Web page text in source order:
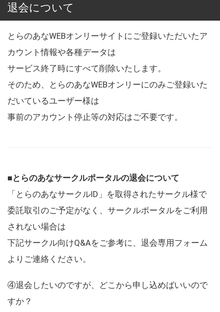
退会について
とらのあなWEBオンリーサイトにご登録いただいたア
カウント情報や各種データは
サービス終了時にすべて削除いたします。
そのため、とらのあなWEBオンリーにのみご登録いた
だいているユーザー様は
事前のアカウント停止等の対応はご不要です。
■とらのあなサークルポータルの退会について
「とらのあなサークルID」を取得されたサークル様で
委託取引のご予定がなく、サークルポータルをご利用
されない場合は
下記サークル向けQ&Aをご参考に、退会専用フォーム
よりご連絡ください。
④退会したいのですが、どこから申し込めばいいので
すか？